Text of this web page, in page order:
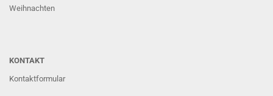
Weihnachten
KONTAKT
Kontaktformular